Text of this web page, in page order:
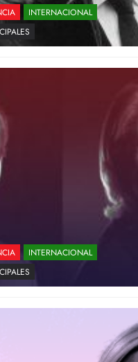
INTERNACIONAL
INTERNACIONAL